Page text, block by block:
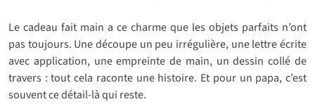
Le cadeau fait main a ce charme que les objets parfaits n’ont
pas toujours. Une découpe un peu irrégulière, une lettre écrite
avec application, une empreinte de main, un dessin collé de
travers : tout cela raconte une histoire. Et pour un papa, c’est
souvent ce détail-là qui reste.